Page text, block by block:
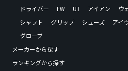
ドライバー
FW UT アイアン ウ
シャフト
グリップ シューズ アイ
グローブ
メーカーから探す
ランキングから探す